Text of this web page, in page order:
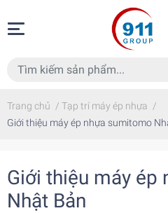
Trang chủ / Tạp trí máy ép nhựa /
Giới thiệu máy ép nhựa sumitomo
Giới thiệu máy ép
Nhật Bản